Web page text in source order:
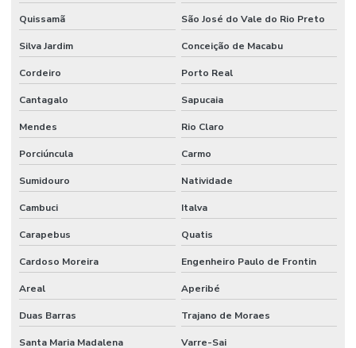
Quissamã São José do Vale do Rio Preto
Silva Jardim Conceição de Macabu
Cordeiro Porto Real
Cantagalo Sapucaia
Mendes Rio Claro
Porciúncula Carmo
Sumidouro Natividade
Cambuci Italva
Carapebus Quatis
Cardoso Moreira Engenheiro Paulo de Frontin
Areal Aperibé
Duas Barras Trajano de Moraes
Santa Maria Madalena Varre-Sai